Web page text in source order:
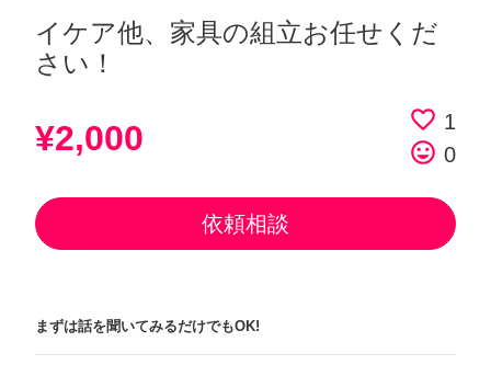
イケア他、家具の組立お任せくだ
さい！
¥2,000 favorite_border 1
tag_faces 0
依頼相談
まずは話を聞いてみるだけでもOK!